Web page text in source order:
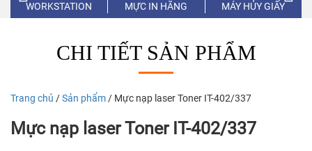
WORKSTATION MỰC IN HÃNG MÁY HỦY GIẤY
CHI TIẾT SẢN PHẨM
Trang chủ /Sản phẩm / Mực nạp laser Toner IT-402/337
Mực nạp laser Toner IT-402/337